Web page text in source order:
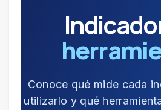
Conoce qué mide cada
utilizarlo y qué